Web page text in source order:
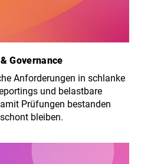
Governance
Anforderungen in schlanke
und belastbare
Prüfungen bestanden
bleiben.